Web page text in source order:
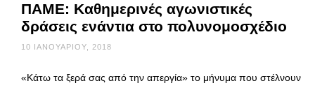
ΠΑΜΕ: Καθημερινές αγωνιστικές
δράσεις ενάντια στο πολυνομοσχέδιο
10 ΙΑΝΟΥΑΡΊΟΥ, 2018
«Κάτω τα ξερά σας από την απεργία» το μήνυμα που στέλνουν